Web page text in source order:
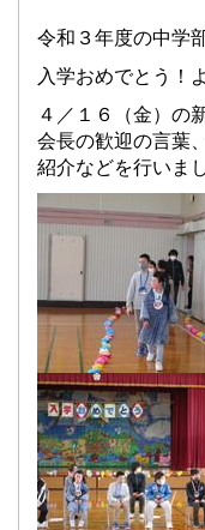
令和３年度の中学
入学おめでとう！
４／１６（金）の
会長の歓迎の言葉
紹介などを行いま